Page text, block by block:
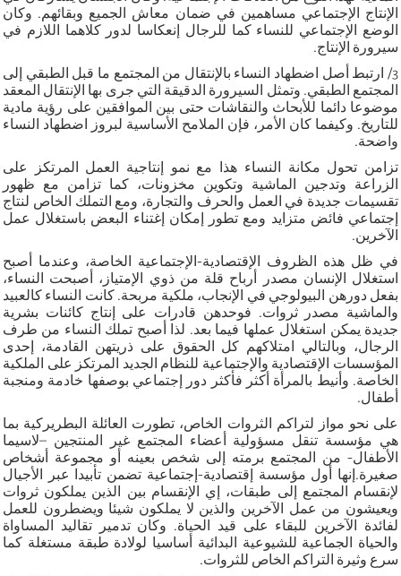
الإنتاج الإجتماعي مساهمين في ضمان معاش الجميع وبقائهم. وكان
الوضع الإجتماعي للنساء كما للرجال إنعكاسا لدور كلاهما اللازم في
سيرورة الإنتاج.
3/ ارتبط أصل اضطهاد النساء بالإنتقال من المجتمع ما قبل الطبقي إلى
المجتمع الطبقي. وتمثل السيرورة الدقيقة التي جرى بها الإنتقال المعقد
موضوعا دائما للأبحاث والنقاشات حتى بين الموافقين على رؤية مادية
للتاريخ. وكيفما كان الأمر، فإن الملامح الأساسية لبروز اضطهاد النساء
واضحة.
تزامن تحول مكانة النساء هذا مع نمو إنتاجية العمل المرتكز على
الزراعة وتدجين الماشية وتكوين مخزونات، كما تزامن مع ظهور
تقسيمات جديدة في العمل والحرف والتجارة، ومع التملك الخاص لنتاج
إجتماعي فائض متزايد ومع تطور إمكان إغتناء البعض باستغلال عمل
الآخرين.
في ظل هذه الظروف الإقتصادية-الإجتماعية الخاصة، وعندما أصبح
استغلال الإنسان مصدر أرباح قلة من ذوي الإمتياز، أصبحت النساء،
بفعل دورهن البيولوجي في الإنجاب، ملكية مربحة. كانت النساء كالعبيد
والماشية مصدر ثروات. فوحدهن قادرات على إنتاج كائنات بشرية
جديدة يمكن استغلال عملها فيما بعد. لذا أصبح تملك النساء من طرف
الرجال، وبالتالي امتلاكهم كل الحقوق على ذريتهن القادمة، إحدى
المؤسسات الإقتصادية والإجتماعية للنظام الجديد المرتكز على الملكية
الخاصة. وأنيط بالمرأة أكثر فأكثر دور إجتماعي بوصفها خادمة ومنجبة
أطفال.
على نحو مواز لتراكم الثروات الخاص، تطورت العائلة البطريركية بما
هي مؤسسة تنقل مسؤولية أعضاء المجتمع غير المنتجين –لاسيما
الأطفال- من المجتمع برمته إلى شخص بعينه أو مجموعة أشخاص
صغيرة.إنها أول مؤسسة إقتصادية-إجتماعية تضمن تأبيدا عبر الأجيال
لإنقسام المجتمع إلى طبقات، إي الإنقسام بين الذين يملكون ثروات
ويعيشون من عمل الآخرين والذين لا يملكون شيئا ويضطرون للعمل
لفائدة الآخرين للبقاء على قيد الحياة. وكان تدمير تقاليد المساواة
والحياة الجماعية للشيوعية البدائية أساسيا لولادة طبقة مستغلة كما
سرع وثيرة التراكم الخاص للثروات.